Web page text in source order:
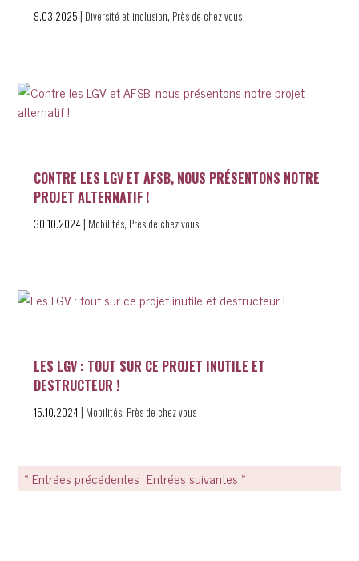
9.03.2025 | Diversité et inclusion, Près de chez vous
CONTRE LES LGV ET AFSB, NOUS PRÉSENTONS NOTRE
PROJET ALTERNATIF !
30.10.2024| Mobilités, Près de chez vous
LES LGV : TOUT SUR CE PROJET INUTILE ET
DESTRUCTEUR !
15.10.2024| Mobilités, Près de chez vous
« Entrées précédentes Entrées suivantes »